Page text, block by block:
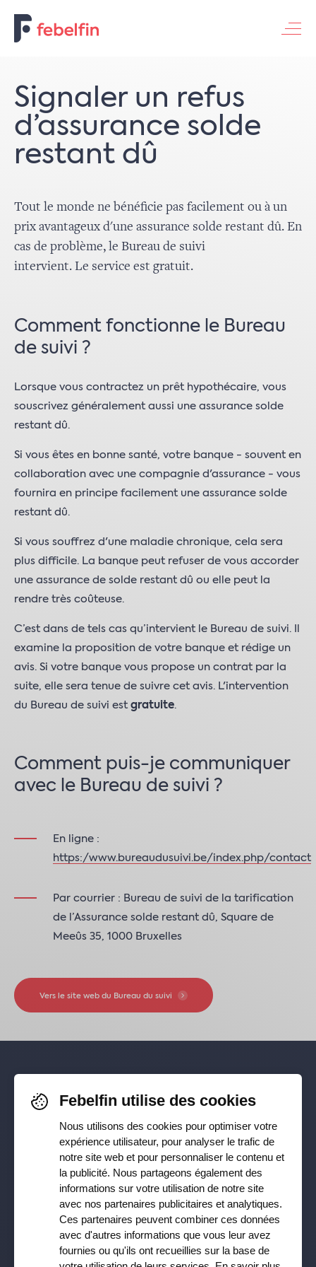
Contacteer ons
Signaler un refus
d’assurance solde
restant dû
Tout le monde ne bénéficie pas facilement ou à un
prix avantageux d'une assurance solde restant dû. En
cas de problème, le Bureau de suivi
intervient. Le service est gratuit.
Comment fonctionne le Bureau
de suivi ?
Lorsque vous contractez un prêt hypothécaire, vous
souscrivez généralement aussi une assurance solde
restant dû.
Si vous êtes en bonne santé, votre banque - souvent en
collaboration avec une compagnie d'assurance - vous
fournira en principe facilement une assurance solde
restant dû.
Si vous souffrez d'une maladie chronique, cela sera
plus difficile. La banque peut refuser de vous accorder
une assurance de solde restant dû ou elle peut la
rendre très coûteuse.
C’est dans de tels cas qu’intervient le Bureau de suivi. Il
examine la proposition de votre banque et rédige un
avis. Si votre banque vous propose un contrat par la
suite, elle sera tenue de suivre cet avis. L'intervention
du Bureau de suivi est gratuite.
Comment puis-je communiquer
avec le Bureau de suivi ?
En ligne :
https:/www.bureaudusuivi.be/index.php/contact
Par courrier : Bureau de suivi de la tarification
de l’Assurance solde restant dû, Square de
Meeûs 35, 1000 Bruxelles
Vers le site web du Bureau du suivi
Pour rester informé-e de nos
dernières actualités, suivez-nous sur
Facebook,TikTok,X,LinkedIn&
Instagram
Recevez notre newsletter
Souscrire
Febelfin utilise des cookies
Nous utilisons des cookies pour optimiser votre
expérience utilisateur, pour analyser le trafic de
notre site web et pour personnaliser le contenu et
la publicité. Nous partageons également des
informations sur votre utilisation de notre site
avec nos partenaires publicitaires et analytiques.
Ces partenaires peuvent combiner ces données
avec d'autres informations que vous leur avez
fournies ou qu'ils ont recueillies sur la base de